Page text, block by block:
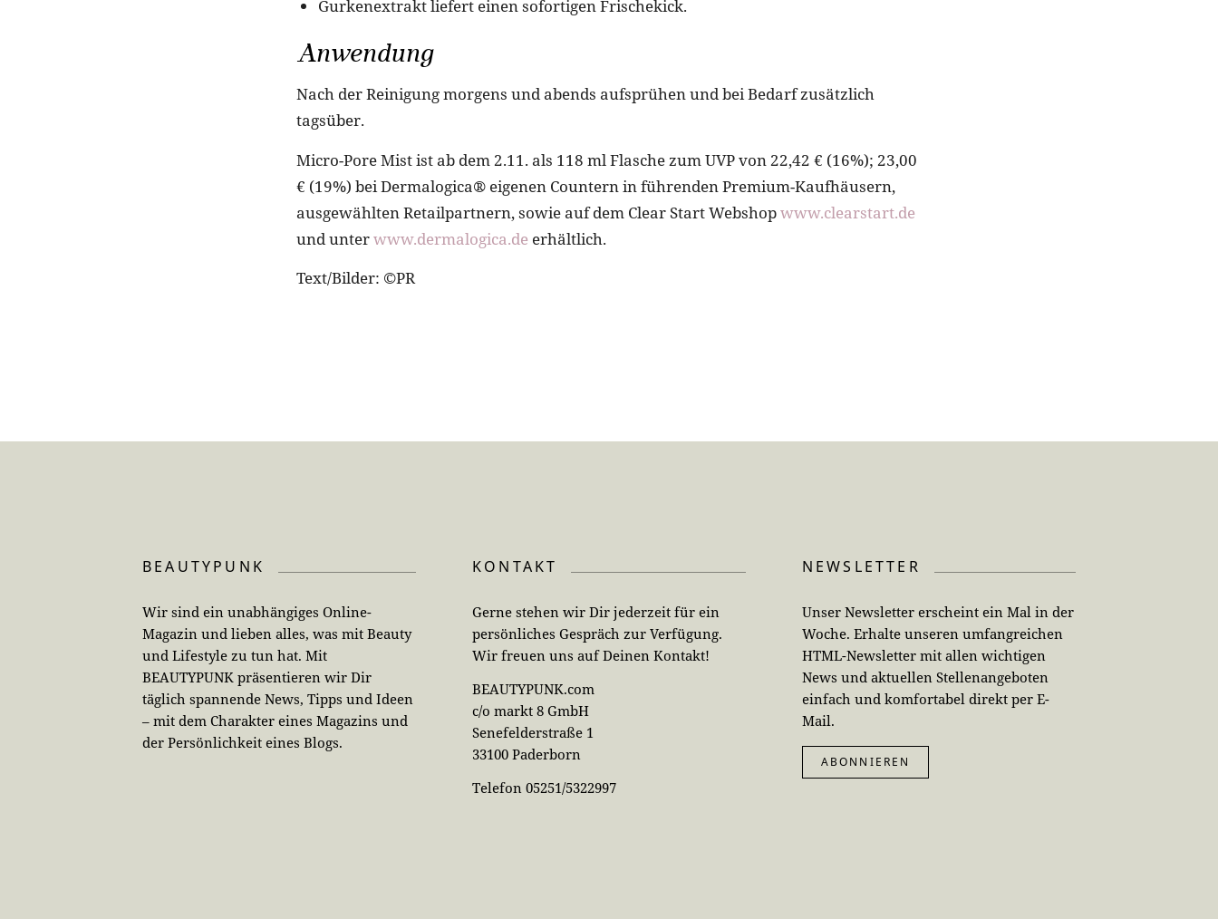
Gurkenextrakt liefert einen sofortigen Frischekick.
Anwendung
Nach der Reinigung morgens und abends aufsprühen und bei Bedarf zusätzlich
tagsüber.
Micro-Pore Mist ist ab dem 2.11. als 118 ml Flasche zum UVP von 22,42 € (16%); 23,00
€ (19%) bei Dermalogica® eigenen Countern in führenden Premium-Kaufhäusern,
ausgewählten Retailpartnern, sowie auf dem Clear Start Webshopwww.clearstart.de
und unterwww.dermalogica.de erhältlich.
Text/Bilder: ©PR
BEAUTYPUNK
Wir sind ein unabhängiges Online-
Magazin und lieben alles, was mit Beauty
und Lifestyle zu tun hat. Mit
BEAUTYPUNK präsentieren wir Dir
täglich spannende News, Tipps und Ideen
– mit dem Charakter eines Magazins und
der Persönlichkeit eines Blogs.
KONTAKT
Gerne stehen wir Dir jederzeit für ein
persönliches Gespräch zur Verfügung.
Wir freuen uns auf Deinen Kontakt!
BEAUTYPUNK.com
c/o markt 8 GmbH
Senefelderstraße 1
33100 Paderborn
Telefon 05251/5322997
NEWSLETTER
Unser Newsletter erscheint ein Mal in der
Woche. Erhalte unseren umfangreichen
HTML-Newsletter mit allen wichtigen
News und aktuellen Stellenangeboten
einfach und komfortabel direkt per E-
Mail.
ABONNIEREN